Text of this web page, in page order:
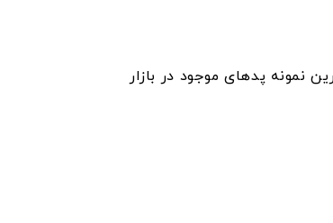
نمونه پدهای موجود در بازار